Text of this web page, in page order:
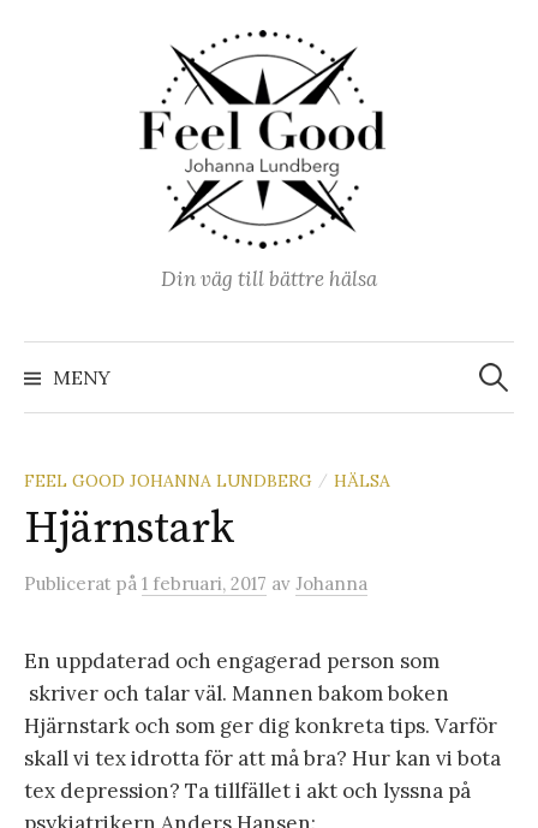
Din väg till bättre hälsa
MENY
Sök
efter:
FEEL GOOD JOHANNA LUNDBERG / HÄLSA
Hjärnstark
Publicerat på 1 februari, 2017 av Johanna
En uppdaterad och engagerad person som
skriver och talar väl. Mannen bakom boken
Hjärnstark och som ger dig konkreta tips. Varför
skall vi tex idrotta för att må bra? Hur kan vi bota
tex depression? Ta tillfället i akt och lyssna på